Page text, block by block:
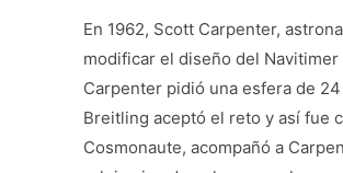
En 1962, Scott Carpenter,
modificar el diseño del
Carpenter pidió una esfera de
Breitling aceptó el reto y así fue
Cosmonaute, acompañó a